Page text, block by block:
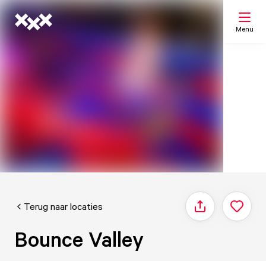
Menu
Terug naar locaties Delen
Bounce Valley